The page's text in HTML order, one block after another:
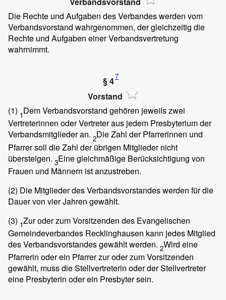
Die Rechte und Aufgaben des Verbandes werden vom
Verbandsvorstand wahrgenommen, der gleichzeitig die
Rechte und Aufgaben einer Verbandsvertretung
wahrnimmt.
§ 47
Vorstand
(1) 1Dem Verbandsvorstand gehören jeweils zwei
Vertreterinnen oder Vertreter aus jedem Presbyterium der
Verbandsmitglieder an. 2Die Zahl der Pfarrerinnen und
Pfarrer soll die Zahl der übrigen Mitglieder nicht
übersteigen. 3Eine gleichmäßige Berücksichtigung von
Frauen und Männern ist anzustreben.
(2) Die Mitglieder des Verbandsvorstandes werden für die
Dauer von vier Jahren gewählt.
(3) 1Zur oder zum Vorsitzenden des Evangelischen
Gemeindeverbandes Recklinghausen kann jedes Mitglied
des Verbandsvorstandes gewählt werden. 2Wird eine
Pfarrerin oder ein Pfarrer zur oder zum Vorsitzenden
gewählt, muss die Stellvertreterin oder der Stellvertreter
eine Presbyterin oder ein Presbyter sein.